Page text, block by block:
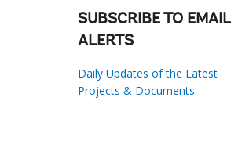
SUBSCRIBE TO EMAIL
ALERTS
Daily Updates of the Latest
Projects & Documents